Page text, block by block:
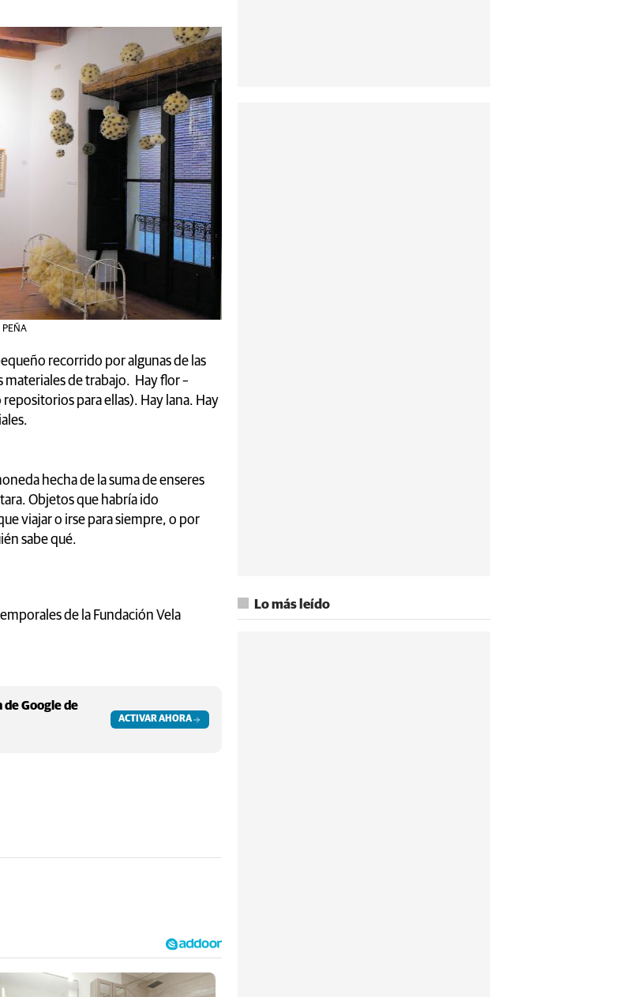
recorrido por algunas de las
materiales de trabajo. Hay flor –
para ellas). Hay lana. Hay
hecha de la suma de enseres
Objetos que habría ido
viajar o irse para siempre, o por
sabe qué.
de la Fundación Vela
Google de
ACTIVAR AHORA
Lo más leído